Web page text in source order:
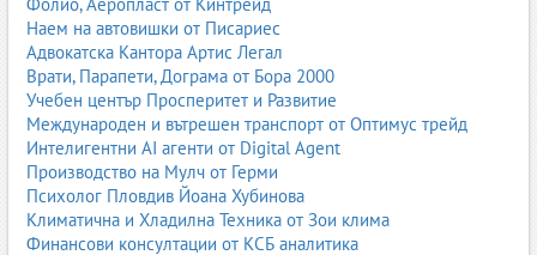
Наем на автовишки от Писариес
Адвокатска Кантора Артис Легал
Врати, Парапети, Дограма от Бора 2000
Учебен център Просперитет и Развитие
Международен и вътрешен транспорт от Оптимус трейд
Интелигентни AI агенти от Digital Agent
Производство на Мулч от Герми
Психолог Пловдив Йоана Хубинова
Климатична и Хладилна Техника от Зои клима
Финансови консултации от КСБ аналитика